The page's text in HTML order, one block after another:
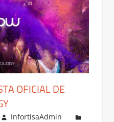
OFICIAL DE
InfortisaAdmin